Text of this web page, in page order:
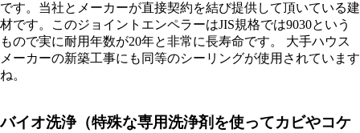
です。当社とメーカーが直接契約を結び提供して頂いている建
材です。このジョイントエンペラーはJIS規格では9030という
もので実に耐用年数が20年と非常に長寿命です。 大手ハウス
メーカーの新築工事にも同等のシーリングが使用されています
ね。
バイオ洗浄（特殊な専用洗浄剤を使ってカビやコケ